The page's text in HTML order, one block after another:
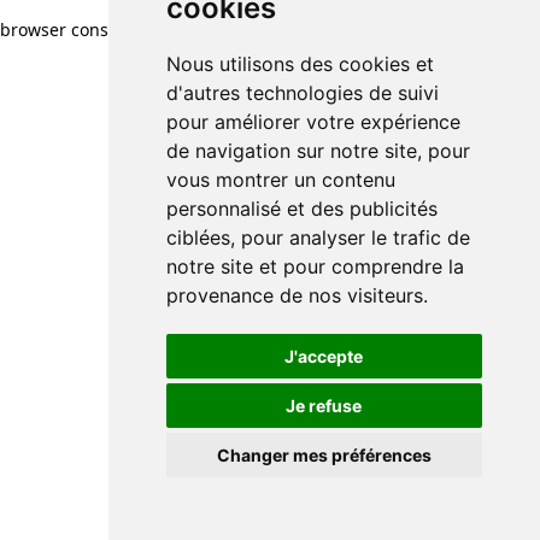
cookies
Nous utilisons des cookies et
d'autres technologies de suivi
pour améliorer votre expérience
de navigation sur notre site, pour
vous montrer un contenu
personnalisé et des publicités
ciblées, pour analyser le trafic de
notre site et pour comprendre la
provenance de nos visiteurs.
J'accepte
Je refuse
Changer mes préférences
browser console for more information)